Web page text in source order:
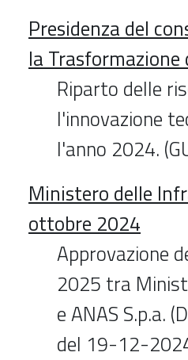
Presidenza del
la
Riparto delle
l'innovazione
l'anno 2024.
Ministero delle
ottobre 2024
Approvazione
2025 tra
e ANAS S.p.a.
del 19-12-